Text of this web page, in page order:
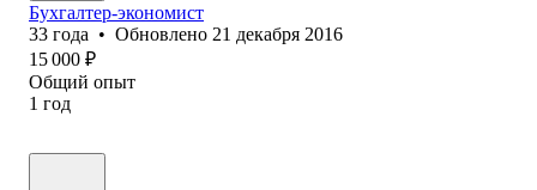
Бухгалтер-экономист
33 года • Обновлено 21 декабря 2016
15 000 ₽
Общий опыт
1 год